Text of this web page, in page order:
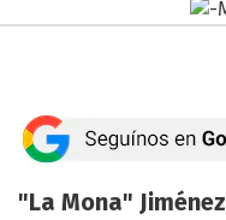
"La Mona" Jiménez